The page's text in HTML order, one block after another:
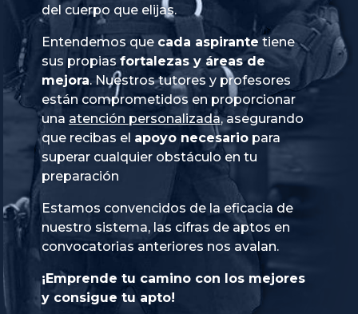
del cuerpo que elijas.
Entendemos que cada aspirante tiene
sus propias fortalezas y áreas de
mejora. Nuestros tutores y profesores
están comprometidos en proporcionar
una atención personalizada, asegurando
que recibas el apoyo necesario para
superar cualquier obstáculo en tu
preparación
Estamos convencidos de la eficacia de
nuestro sistema, las cifras de aptos en
convocatorias anteriores nos avalan.
¡Emprende tu camino con los mejores
y consigue tu apto!